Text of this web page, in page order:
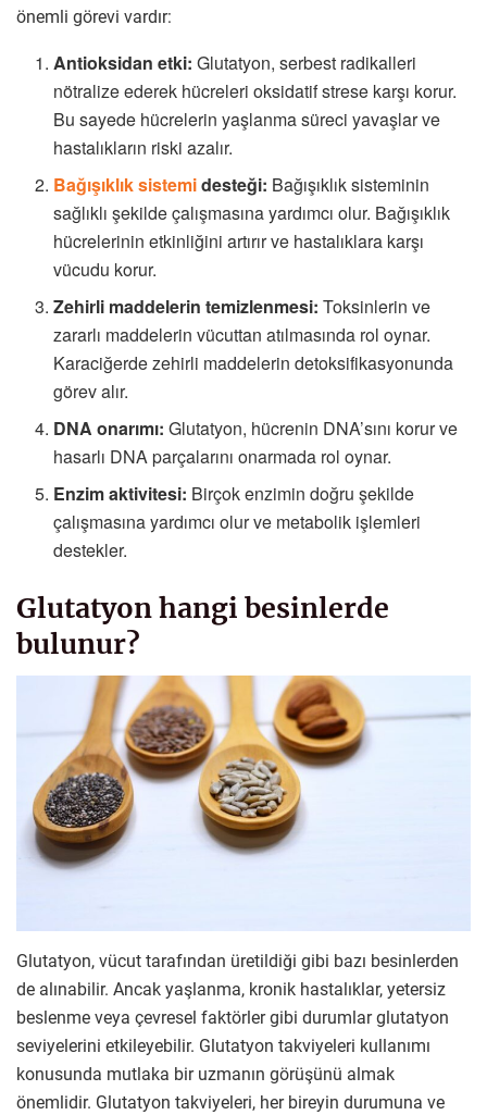
önemli görevi vardır:
Antioksidan etki: Glutatyon, serbest radikalleri
nötralize ederek hücreleri oksidatif strese karşı korur.
Bu sayede hücrelerin yaşlanma süreci yavaşlar ve
hastalıkların riski azalır.
Bağışıklık sistemidesteği: Bağışıklık sisteminin
sağlıklı şekilde çalışmasına yardımcı olur. Bağışıklık
hücrelerinin etkinliğini artırır ve hastalıklara karşı
vücudu korur.
Zehirli maddelerin temizlenmesi: Toksinlerin ve
zararlı maddelerin vücuttan atılmasında rol oynar.
Karaciğerde zehirli maddelerin detoksifikasyonunda
görev alır.
DNA onarımı: Glutatyon, hücrenin DNA’sını korur ve
hasarlı DNA parçalarını onarmada rol oynar.
Enzim aktivitesi: Birçok enzimin doğru şekilde
çalışmasına yardımcı olur ve metabolik işlemleri
destekler.
Glutatyon hangi besinlerde
bulunur?
Glutatyon, vücut tarafından üretildiği gibi bazı besinlerden
de alınabilir. Ancak yaşlanma, kronik hastalıklar, yetersiz
beslenme veya çevresel faktörler gibi durumlar glutatyon
seviyelerini etkileyebilir. Glutatyon takviyeleri kullanımı
konusunda mutlaka bir uzmanın görüşünü almak
önemlidir. Glutatyon takviyeleri, her bireyin durumuna ve